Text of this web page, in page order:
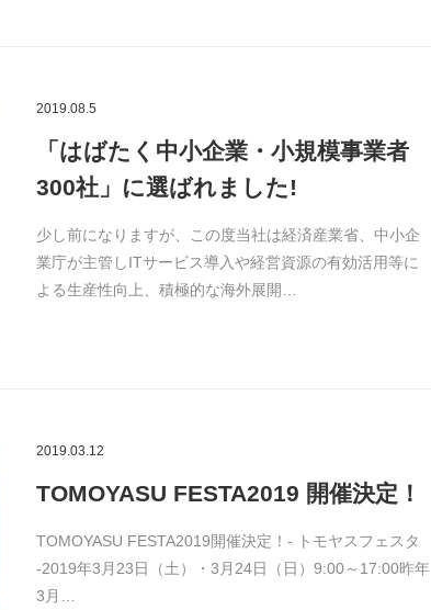
2019.08.5
「はばたく中小企業・小規模事業者
300社」に選ばれました!
少し前になりますが、この度当社は経済産業省、中小企
業庁が主管しITサービス導入や経営資源の有効活用等に
よる生産性向上、積極的な海外展開…
2019.03.12
TOMOYASU FESTA2019 開催決定！
TOMOYASU FESTA2019開催決定！- トモヤスフェスタ
-2019年3月23日（土）・3月24日（日）9:00～17:00昨年
3月…